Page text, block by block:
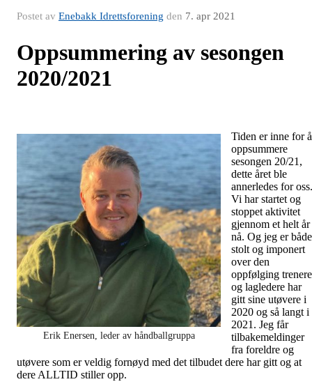
Postet av Enebakk Idrettsforening den 7. apr 2021
Oppsummering av sesongen
2020/2021
Erik Enersen, leder av håndballgruppa
Tiden er inne for å
oppsummere
sesongen 20/21,
dette året ble
annerledes for oss.
Vi har startet og
stoppet aktivitet
gjennom et helt år
nå. Og jeg er både
stolt og imponert
over den
oppfølging trenere
og lagledere har
gitt sine utøvere i
2020 og så langt i
2021. Jeg får
tilbakemeldinger
fra foreldre og
utøvere som er veldig fornøyd med det tilbudet dere har gitt og at
dere ALLTID stiller opp.